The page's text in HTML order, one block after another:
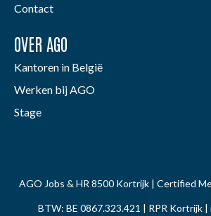
Contact
OVER AGO
Kantoren in België
Werken bij AGO
Stage
AGO Jobs & HR 8500 Kortrijk | Certified
BTW: BE 0867.323.421 | RPR Kortrijk |